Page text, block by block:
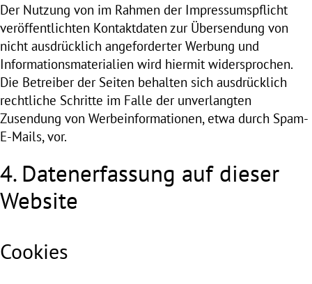
Der Nutzung von im Rahmen der Impressumspflicht
veröffentlichten Kontaktdaten zur Übersendung von
nicht ausdrücklich angeforderter Werbung und
Informationsmaterialien wird hiermit widersprochen.
Die Betreiber der Seiten behalten sich ausdrücklich
rechtliche Schritte im Falle der unverlangten
Zusendung von Werbeinformationen, etwa durch Spam-
E-Mails, vor.
4. Datenerfassung auf dieser
Website
Cookies